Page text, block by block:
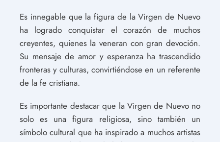
Es innegable que la figura de la Virgen de Nuevo
ha logrado conquistar el corazón de muchos
creyentes, quienes la veneran con gran devoción.
Su mensaje de amor y esperanza ha trascendido
fronteras y culturas, convirtiéndose en un referente
de la fe cristiana.
Es importante destacar que la Virgen de Nuevo no
solo es una figura religiosa, sino también un
símbolo cultural que ha inspirado a muchos artistas